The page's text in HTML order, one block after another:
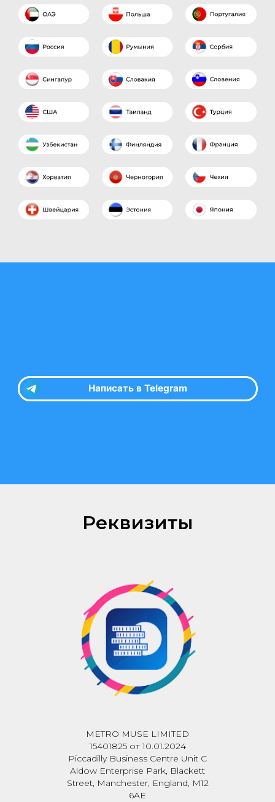
Реквизиты
METRO MUSE LIMITED
15401825 от 10.01.2024
Piccadilly Business Centre Unit C
Aldow Enterprise Park, Blackett
Street, Manchester, England, M12
6AE